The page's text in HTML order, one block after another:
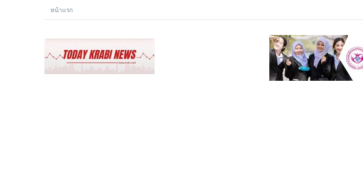
หน้าแรก